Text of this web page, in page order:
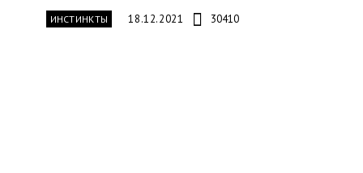
ИНСТИНКТЫ 18.12.2021 30410